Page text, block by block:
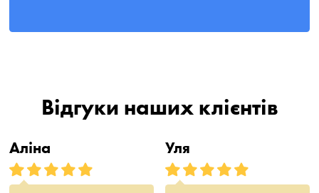
Відгуки наших клієнтів
Аліна Уля